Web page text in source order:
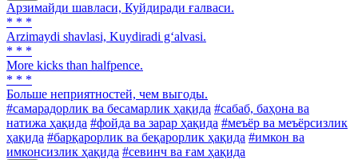
Арзимайди шавласи, Куйдиради ғалваси.
* * *
Arzimaydi shavlasi, Kuydiradi g‘alvasi.
* * *
More kicks than halfpence.
* * *
Больше неприятностей, чем выгоды.
#самарадорлик ва бесамарлик ҳақида #сабаб, баҳона ва
натижа ҳақида #фойда ва зарар ҳақида #меъёр ва меъёрсизлик
ҳақида #барқарорлик ва беқарорлик ҳақида #имкон ва
имконсизлик ҳақида #севинч ва ғам ҳақида